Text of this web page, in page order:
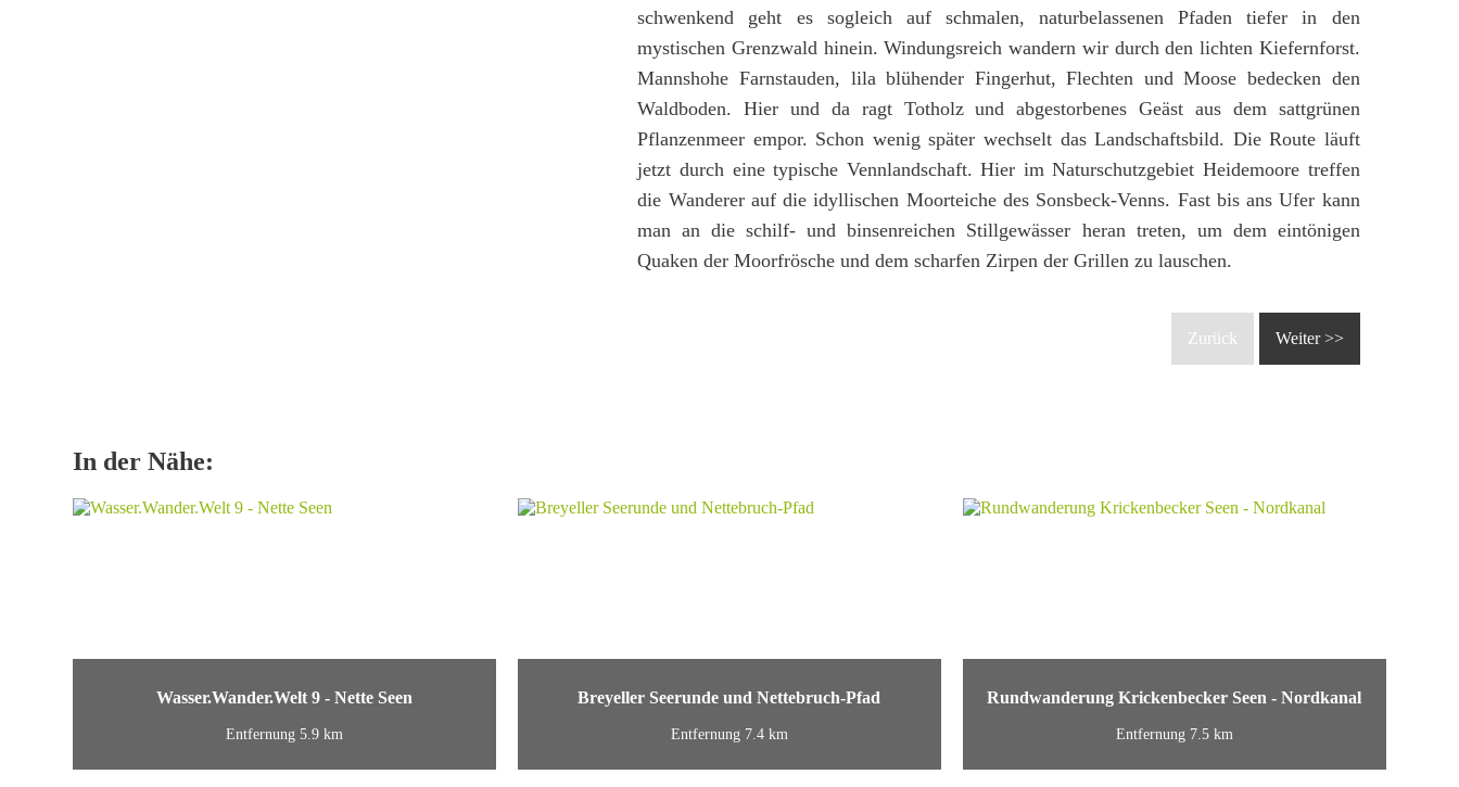
schwenkend geht es sogleich auf schmalen, naturbelassenen Pfaden tiefer in den
mystischen Grenzwald hinein. Windungsreich wandern wir durch den lichten Kiefernforst.
Mannshohe Farnstauden, lila blühender Fingerhut, Flechten und Moose bedecken den
Waldboden. Hier und da ragt Totholz und abgestorbenes Geäst aus dem sattgrünen
Pflanzenmeer empor. Schon wenig später wechselt das Landschaftsbild. Die Route läuft
jetzt durch eine typische Vennlandschaft. Hier im Naturschutzgebiet Heidemoore treffen
die Wanderer auf die idyllischen Moorteiche des Sonsbeck-Venns. Fast bis ans Ufer kann
man an die schilf- und binsenreichen Stillgewässer heran treten, um dem eintönigen
Quaken der Moorfrösche und dem scharfen Zirpen der Grillen zu lauschen.
Zurück Weiter >>
In der Nähe:
Wasser.Wander.Welt 9 - Nette Seen
Entfernung 5.9 km
Breyeller Seerunde und Nettebruch-Pfad
Entfernung 7.4 km
Rundwanderung Krickenbecker Seen - Nordkanal
Entfernung 7.5 km